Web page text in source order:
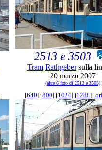
2513 e 3503
Tram Rathgebersulla
20 marzo 2007
(altre 6 foto di 2513 e 3503)
[640] [800] [1024] [1280] [